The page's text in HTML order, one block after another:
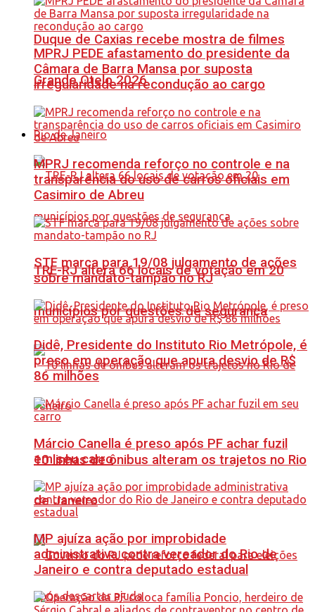
Duque de Caxias recebe mostra de filmes
Grande Otelo 2026
Rio de Janeiro
TRE-RJ altera 66 locais de votação em 20
municípios por questões de segurança
10 linhas de ônibus alteram os trajetos no Rio
de Janeiro
MPRJ PEDE afastamento do presidente da
Câmara de Barra Mansa por suposta
irregularidade na recondução ao cargo
MPRJ recomenda reforço no controle e na
transparência do uso de carros oficiais em
Casimiro de Abreu
STF marca para 19/08 julgamento de ações
sobre mandato-tampão no RJ
Didê, Presidente do Instituto Rio Metrópole, é
preso em operação que apura desvio de R$
86 milhões
Márcio Canella é preso após PF achar fuzil
em seu carro
MP ajuíza ação por improbidade
administrativa contra vereador do Rio de
Janeiro e contra deputado estadual